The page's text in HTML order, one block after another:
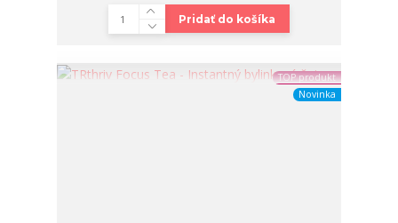
Pridať do košíka
TOP produkt
Novinka